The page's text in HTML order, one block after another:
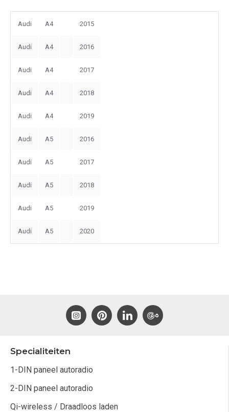
Audi A4 2015
Audi A4 2016
Audi A4 2017
Audi A4 2018
Audi A4 2019
Audi A5 2016
Audi A5 2017
Audi A5 2018
Audi A5 2019
Audi A5 2020
Specialiteiten
1-DIN paneel autoradio
2-DIN paneel autoradio
Qi-wireless / Draadloos laden